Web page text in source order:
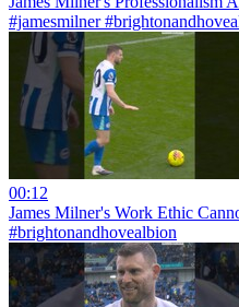
#jamesmilner
00:12
James Milner's Work Ethic
#brightonandhovealbion